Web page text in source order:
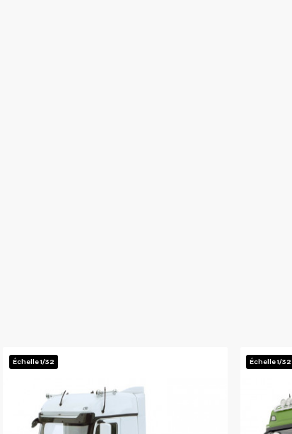
Échelle 1/32 Échelle 1/32